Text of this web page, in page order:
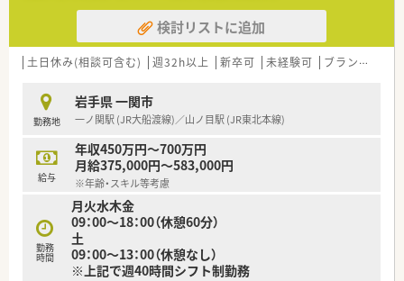
【職場環境と雰囲気】
■ノルマなどはなく、落ち着いた雰囲気の職場でご自身のペース
で業務に取り組むことが可能です。
現場の声を届けやすいです。
■店舗によって雰囲気は異なりますが、風通しが良く、スタッフ
間のコミュニケーションも良好です。
検討リストに追加
土日休み(相談可含む) 週32h以上 新卒可 未経験可 ブランク可
勤務地
岩手県 一関市
一ノ関駅 (JR大船渡線)／山ノ目駅 (JR東北本線)
給与
年収450万円～700万円
月給375,000円～583,000円
※年齢・スキル等考慮
勤務
時間
月火水木金
09：00～18：00（休憩60分）
土
09：00～13：00（休憩なし）
※上記で週40時間シフト制勤務